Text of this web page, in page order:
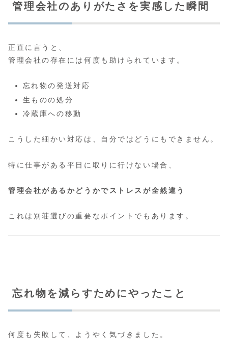
管理会社のありがたさを実感した瞬間
正直に言うと、
管理会社の存在には何度も助けられています。
忘れ物の発送対応
生ものの処分
冷蔵庫への移動
こうした細かい対応は、自分ではどうにもできません。
特に仕事がある平日に取りに行けない場合、
管理会社があるかどうかでストレスが全然違う
これは別荘選びの重要なポイントでもあります。
忘れ物を減らすためにやったこと
何度も失敗して、ようやく気づきました。